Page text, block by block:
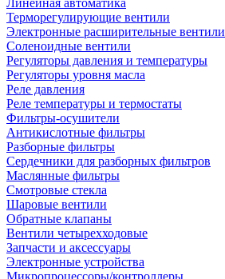
Линейная автоматика
Терморегулирующие вентили
Электронные расширительные вентили
Соленоидные вентили
Регуляторы давления и температуры
Регуляторы уровня масла
Реле давления
Реле температуры и термостаты
Фильтры-осушители
Антикислотные фильтры
Разборные фильтры
Сердечники для разборных фильтров
Маслянные фильтры
Смотровые стекла
Шаровые вентили
Обратные клапаны
Вентили четырехходовые
Запчасти и аксессуары
Электронные устройства
Микропроцессоры/контроллеры